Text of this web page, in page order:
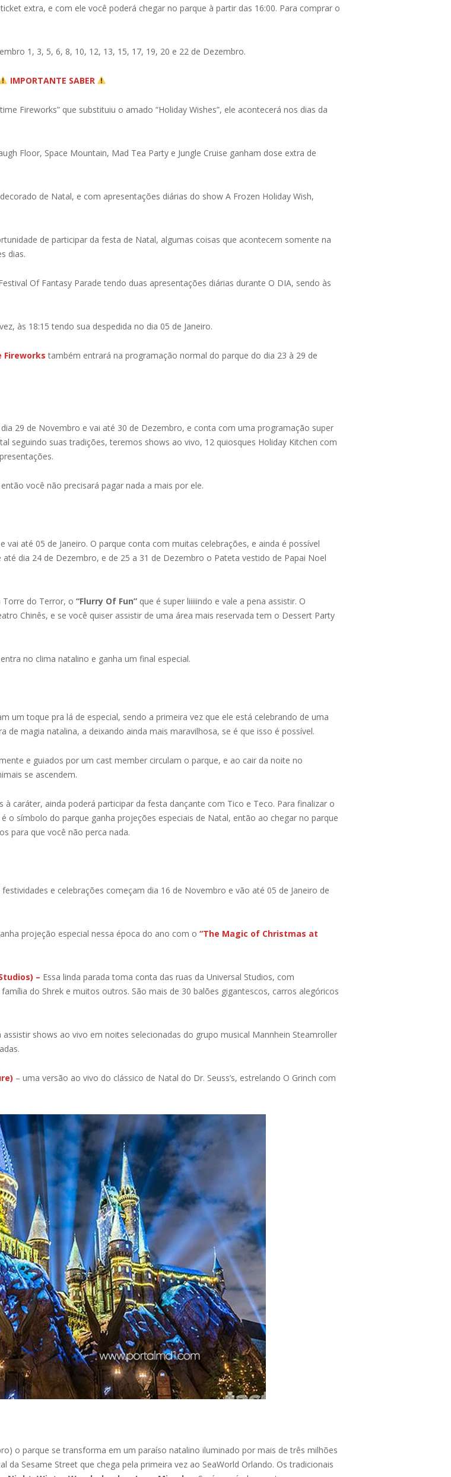
extra, e com ele você poderá chegar no parque à partir das 16:00. Para comprar o
1, 3, 5, 6, 8, 10, 12, 13, 15, 17, 19, 20 e 22 de Dezembro.
IMPORTANTE SABER
Fireworks” que substituiu o amado “Holiday Wishes”, ele acontecerá nos dias da
Floor, Space Mountain, Mad Tea Party e Jungle Cruise ganham dose extra de
de Natal, e com apresentações diárias do show A Frozen Holiday Wish,
de participar da festa de Natal, algumas coisas que acontecem somente na
dias.
Of Fantasy Parade tendo duas apresentações diárias durante O DIA, sendo às
às 18:15 tendo sua despedida no dia 05 de Janeiro.
Fireworks também entrará na programação normal do parque do dia 23 à 29 de
29 de Novembro e vai até 30 de Dezembro, e conta com uma programação super
seguindo suas tradições, teremos shows ao vivo, 12 quiosques Holiday Kitchen com
você não precisará pagar nada a mais por ele.
até 05 de Janeiro. O parque conta com muitas celebrações, e ainda é possível
dia 24 de Dezembro, e de 25 a 31 de Dezembro o Pateta vestido de Papai Noel
Torre do Terror, o “Flurry Of Fun” que é super liiiiindo e vale a pena assistir. O
Chinês, e se você quiser assistir de uma área mais reservada tem o Dessert Party
entra no clima natalino e ganha um final especial.
um toque pra lá de especial, sendo a primeira vez que ele está celebrando de uma
magia natalina, a deixando ainda mais maravilhosa, se é que isso é possível.
e guiados por um cast member circulam o parque, e ao cair da noite no
se ascendem.
caráter, ainda poderá participar da festa dançante com Tico e Teco. Para finalizar o
o símbolo do parque ganha projeções especiais de Natal, então ao chegar no parque
para que você não perca nada.
e celebrações começam dia 16 de Novembro e vão até 05 de Janeiro de
projeção especial nessa época do ano com o “The Magic of Christmas at
– Essa linda parada toma conta das ruas da Universal Studios, com
do Shrek e muitos outros. São mais de 30 balões gigantescos, carros alegóricos
assistir shows ao vivo em noites selecionadas do grupo musical Mannhein Steamroller
– uma versão ao vivo do clássico de Natal do Dr. Seuss’s, estrelando O Grinch com
o parque se transforma em um paraíso natalino iluminado por mais de três milhões
da Sesame Street que chega pela primeira vez ao SeaWorld Orlando. Os tradicionais